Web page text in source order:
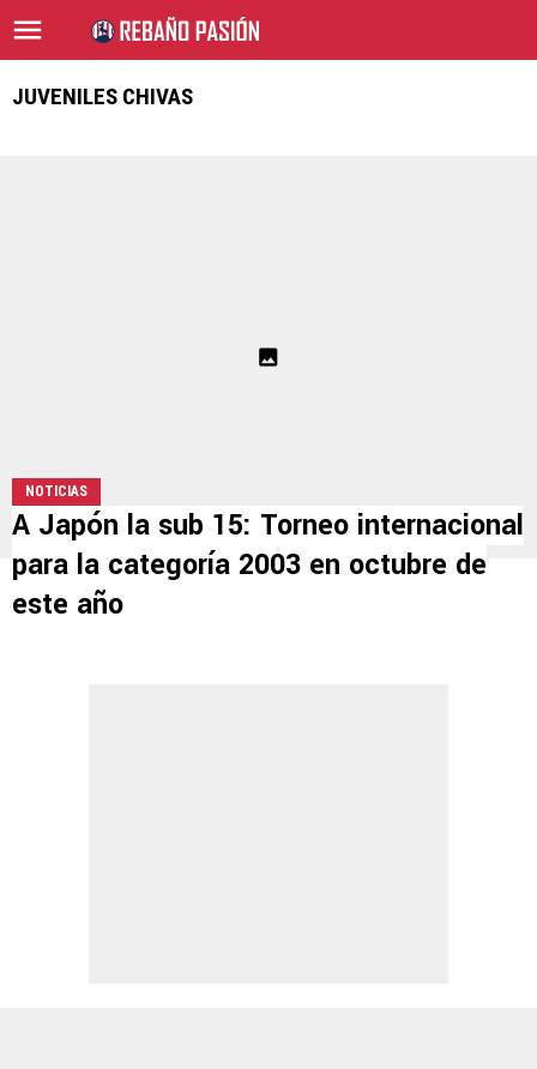
JUVENILES CHIVAS
NOTICIAS
A Japón la sub 15: Torneo internacional
para la categoría 2003 en octubre de
este año